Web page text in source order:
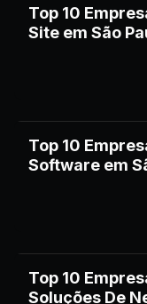
Top 10
Site em São
Top 10
Software em
Top 10
Soluções De